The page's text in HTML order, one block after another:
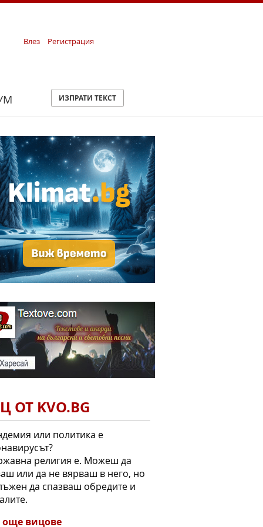
Влез Регистрация
ИЗПРАТИ ТЕКСТ
ОТ KVO.BG
или политика е
религия е. Можеш да
или да не вярваш в него, но
да спазваш обредите и
вицове